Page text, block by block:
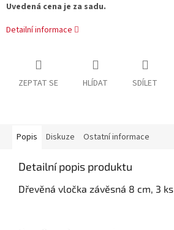
Uvedená cena je za sadu.
Detailní informace
ZEPTAT SE HLÍDAT SDÍLET
Popis Diskuze Ostatní informace
Detailní popis produktu
Dřevěná vločka závěsná 8 cm, 3 ks